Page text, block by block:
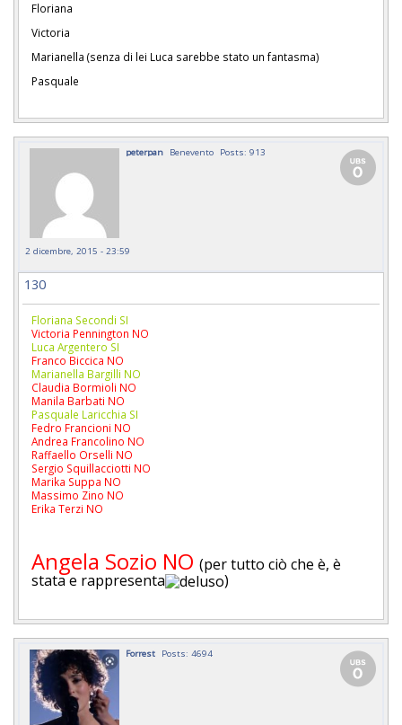
Floriana
Victoria
Marianella (senza di lei Luca sarebbe stato un fantasma)
Pasquale
peterpan Benevento Posts: 913
2 dicembre, 2015 - 23:59
130
Floriana Secondi SI
Victoria Pennington NO
Luca Argentero SI
Franco Biccica NO
Marianella Bargilli NO
Claudia Bormioli NO
Manila Barbati NO
Pasquale Laricchia SI
Fedro Francioni NO
Andrea Francolino NO
Raffaello Orselli NO
Sergio Squillacciotti NO
Marika Suppa NO
Massimo Zino NO
Erika Terzi NO
Angela Sozio NO (per tutto ciò che è, è
stata e rappresenta
)
Forrest Posts: 4694